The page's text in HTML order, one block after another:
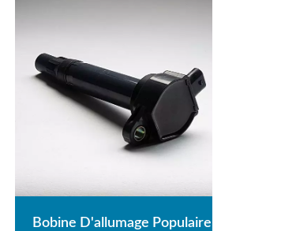
Bobine D'allumage Populaire